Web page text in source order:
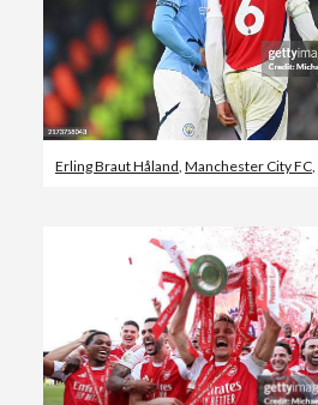
Erling Braut Håland, Manchester City FC,